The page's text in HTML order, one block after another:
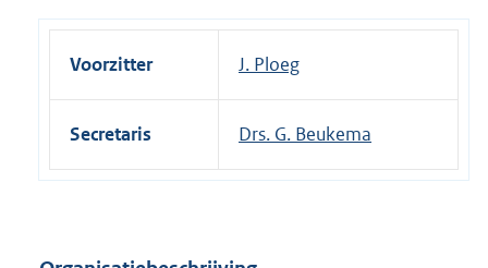
Voorzitter J. Ploeg
Secretaris Drs. G. Beukema